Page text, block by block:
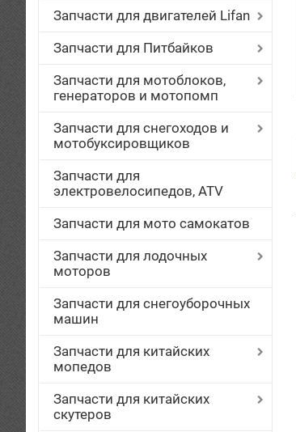
Запчасти для двигателей Lifan
Запчасти для Питбайков
Запчасти для мотоблоков,
генераторов и мотопомп
Запчасти для снегоходов и
мотобуксировщиков
Запчасти для
электровелосипедов, ATV
Запчасти для мото самокатов
Запчасти для лодочных
моторов
Запчасти для снегоуборочных
машин
Запчасти для китайских
мопедов
Запчасти для китайских
скутеров